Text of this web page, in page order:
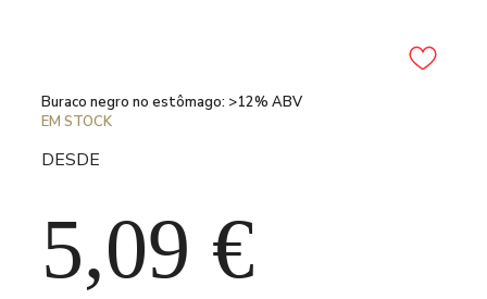
Buraco negro no estômago: >12% ABV
EM STOCK
DESDE
5,09 €